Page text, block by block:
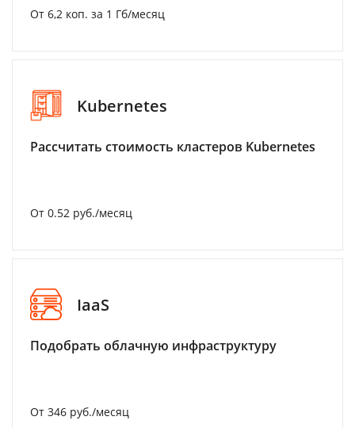
От 6,2 коп. за 1 Гб/месяц
Kubernetes
Рассчитать стоимость кластеров Kubernetes
От 0.52 руб./месяц
IaaS
Подобрать облачную инфраструктуру
От 346 руб./месяц